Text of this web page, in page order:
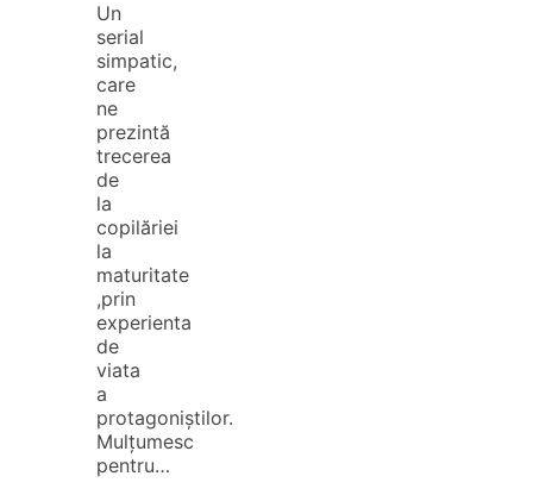
Un
serial
simpatic,
care
ne
prezintă
trecerea
de
la
copilăriei
la
maturitate
,prin
experienta
de
viata
a
protagoniștilor.
Mulțumesc
pentru…